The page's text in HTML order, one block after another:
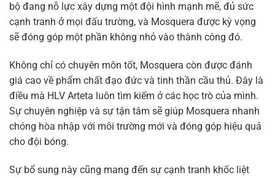
bộ đang nỗ lực xây dựng một đội hình mạnh mẽ, đủ sức
cạnh tranh ở mọi đấu trường, và Mosquera được kỳ vọng
sẽ đóng góp một phần không nhỏ vào thành công đó.
Không chỉ có chuyên môn tốt, Mosquera còn được đánh
giá cao về phẩm chất đạo đức và tinh thần cầu thủ. Đây là
điều mà HLV Arteta luôn tìm kiếm ở các học trò của mình.
Sự chuyên nghiệp và sự tận tâm sẽ giúp Mosquera nhanh
chóng hòa nhập với môi trường mới và đóng góp hiệu quả
cho đội bóng.
Sự bổ sung này cũng mang đến sự cạnh tranh khốc liệt